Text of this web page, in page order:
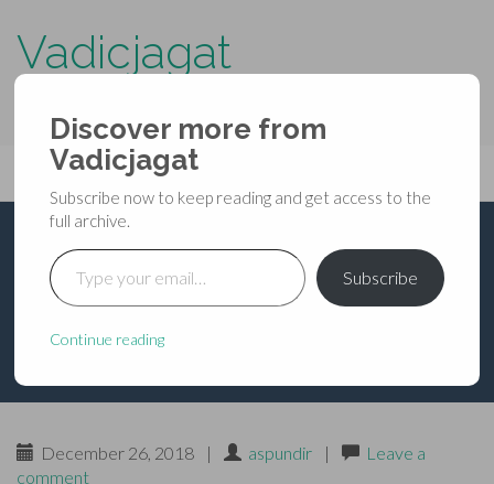
Vadicjagat
Primary
Menu
content
Vadicjagat
भविष्यपुराण – प्रतिसर्गपर्व
द्वितीय – अध्याय २५
December 26, 2018 | aspundir |
Leave a
comment
Discover more from
Vadicjagat
Subscribe now to keep reading and get access to the
full archive.
Type your email…
Subscribe
Continue reading